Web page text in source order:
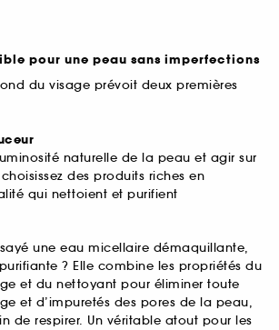
pour une peau sans imperfections
du visage prévoit deux premières
naturelle de la peau et agir sur
des produits riches en
qui nettoient et purifient
une eau micellaire démaquillante,
? Elle combine les propriétés du
et du nettoyant pour éliminer toute
et d’impuretés des pores de la peau,
de respirer. Un véritable atout pour les